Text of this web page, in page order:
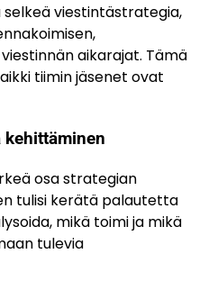
selkeä viestintästrategia,
aikarajat. Tämä
tiimin jäsenet ovat
osa strategian
tulisi kerätä palautetta
mikä toimi ja mikä
tulevia